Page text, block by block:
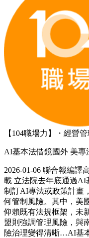
【104職場力】・經營管
AI基本法借鏡國外 美專
2026-01-06 聯合報編
載 立法院去年底通過AI
制訂AI專法或政策計畫
何管制風險。其中，美
仰賴既有法規框架，未
盟則強調管理風險，與
險治理變得清晰…AI基